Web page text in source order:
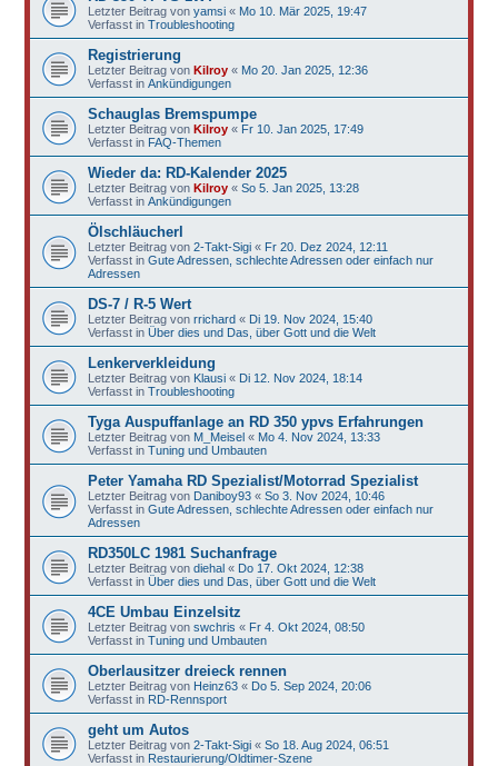
Letzter Beitrag von yamsi« Mo 10. Mär 2025, 19:47
Verfasst in Troubleshooting
Registrierung
Letzter Beitrag von Kilroy« Mo 20. Jan 2025, 12:36
Verfasst in Ankündigungen
Schauglas Bremspumpe
Letzter Beitrag von Kilroy« Fr 10. Jan 2025, 17:49
Verfasst in FAQ-Themen
Wieder da: RD-Kalender 2025
Letzter Beitrag von Kilroy« So 5. Jan 2025, 13:28
Verfasst in Ankündigungen
Ölschläucherl
Letzter Beitrag von 2-Takt-Sigi« Fr 20. Dez 2024, 12:11
Verfasst in Gute Adressen, schlechte Adressen oder einfach nur
Adressen
DS-7 / R-5 Wert
Letzter Beitrag von rrichard« Di 19. Nov 2024, 15:40
Verfasst in Über dies und Das, über Gott und die Welt
Lenkerverkleidung
Letzter Beitrag von Klausi« Di 12. Nov 2024, 18:14
Verfasst in Troubleshooting
Tyga Auspuffanlage an RD 350 ypvs Erfahrungen
Letzter Beitrag von M_Meisel« Mo 4. Nov 2024, 13:33
Verfasst in Tuning und Umbauten
Peter Yamaha RD Spezialist/Motorrad Spezialist
Letzter Beitrag von Daniboy93« So 3. Nov 2024, 10:46
Verfasst in Gute Adressen, schlechte Adressen oder einfach nur
Adressen
RD350LC 1981 Suchanfrage
Letzter Beitrag von diehal« Do 17. Okt 2024, 12:38
Verfasst in Über dies und Das, über Gott und die Welt
4CE Umbau Einzelsitz
Letzter Beitrag von swchris « Fr 4. Okt 2024, 08:50
Verfasst in Tuning und Umbauten
Oberlausitzer dreieck rennen
Letzter Beitrag von Heinz63« Do 5. Sep 2024, 20:06
Verfasst in RD-Rennsport
geht um Autos
Letzter Beitrag von 2-Takt-Sigi« So 18. Aug 2024, 06:51
Verfasst in Restaurierung/Oldtimer-Szene